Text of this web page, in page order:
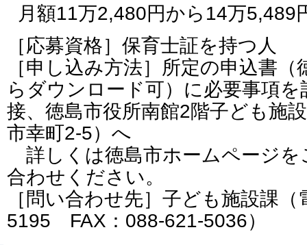
月額11万2,480円から14万5,489
［応募資格］保育士証を持つ人
［申し込み方法］所定の申込書
らダウンロード可）に必要事項
接、徳島市役所南館2階子ども施
市幸町2-5）へ
詳しくは徳島市ホームページを
合わせください。
［問い合わせ先］子ども施設課
5195 FAX：088-621-5036）